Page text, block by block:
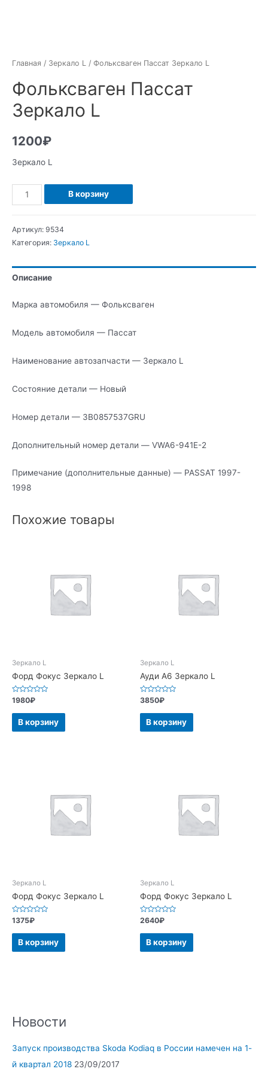
Новости
Запуск производства Skoda Kodiaq в России намечен на 1-
й квартал 2018 23/09/2017
Главная / Зеркало L / Фольксваген Пассат Зеркало L
Фольксваген Пассат
Зеркало L
1200₽
Зеркало L
Количество
Фольксваген
Зеркало
В корзину
Артикул: 9534
Категория: Зеркало L
Описание
Марка автомобиля — Фольксваген
Модель автомобиля — Пассат
Наименование автозапчасти — Зеркало L
Состояние детали — Новый
Номер детали — 3B0857537GRU
Дополнительный номер детали — VWA6-941E-2
Примечание (дополнительные данные) — PASSAT 1997-
1998
Похожие товары
Зеркало L
Форд Фокус Зеркало L
Оценка
из
1980₽
В корзину
Зеркало L
Ауди А6 Зеркало L
Оценка
из
3850₽
В корзину
Зеркало L
Форд Фокус Зеркало L
Оценка
0
из
1375₽
В корзину
Зеркало L
Форд Фокус Зеркало L
Оценка
0
из
2640₽
В корзину